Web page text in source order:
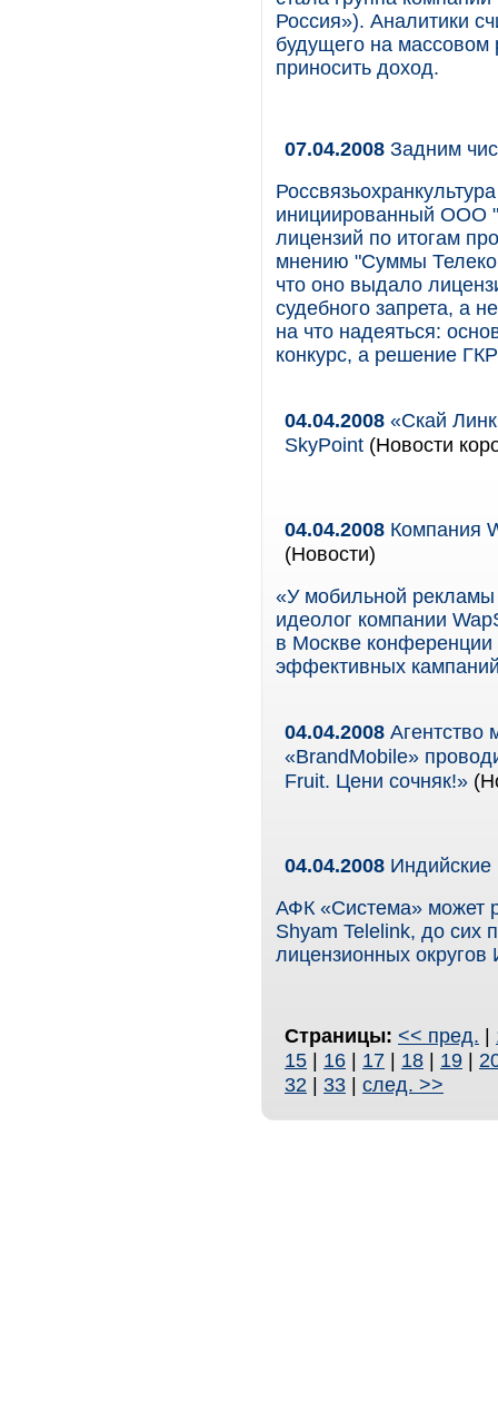
Россия»). Аналитики
будущего на массовом
приносить доход.
07.04.2008 Задним
инициированный ООО
лицензий по итогам
мнению "Суммы
что оно выдало
судебного запрета, а
на что надеяться:
конкурс, а решение
04.04.2008 «Скай
SkyPoint (Новости
04.04.2008 Компания
(Новости)
«У мобильной
идеолог компании
в Москве
эффективных
04.04.2008 Агентство
«BrandMobile»
Fruit. Цени сочняк!»
04.04.2008 Индийские
АФК «Система» может
Shyam Telelink, до сих
лицензионных
Страницы: << пред. |
15 | 16 | 17 | 18 | 19 |
32 | 33 | след. >>